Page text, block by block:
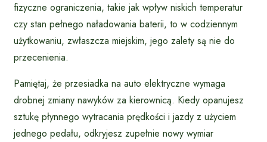
fizyczne ograniczenia, takie jak wpływ niskich temperatur
czy stan pełnego naładowania baterii, to w codziennym
użytkowaniu, zwłaszcza miejskim, jego zalety są nie do
przecenienia.
Pamiętaj, że przesiadka na auto elektryczne wymaga
drobnej zmiany nawyków za kierownicą. Kiedy opanujesz
sztukę płynnego wytracania prędkości i jazdy z użyciem
jednego pedału, odkryjesz zupełnie nowy wymiar